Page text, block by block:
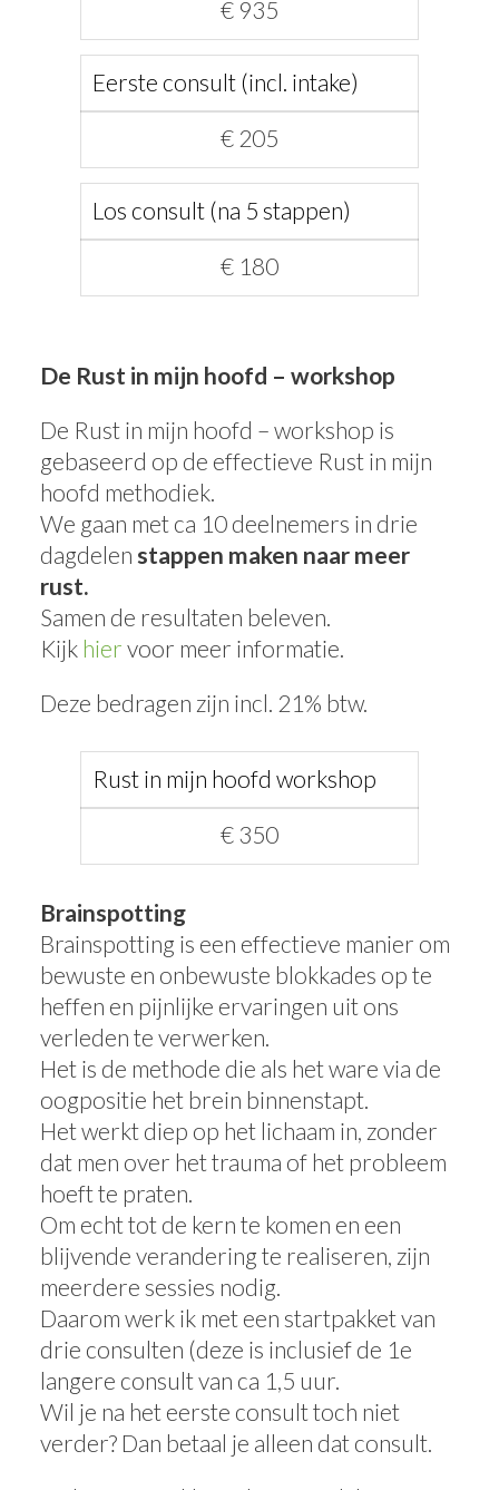
€ 935
Eerste consult (incl. intake)
€ 205
Los consult (na 5 stappen)
€ 180
De Rust in mijn hoofd – workshop
De Rust in mijn hoofd – workshop is
gebaseerd op de effectieve Rust in mijn
hoofd methodiek.
We gaan met ca 10 deelnemers in drie
dagdelen stappen maken naar meer
rust.
Samen de resultaten beleven.
Kijk hier voor meer informatie.
Deze bedragen zijn incl. 21% btw.
Rust in mijn hoofd workshop
€ 350
Brainspotting
Brainspotting is een effectieve manier om
bewuste en onbewuste blokkades op te
heffen en pijnlijke ervaringen uit ons
verleden te verwerken.
Het is de methode die als het ware via de
oogpositie het brein binnenstapt.
Het werkt diep op het lichaam in, zonder
dat men over het trauma of het probleem
hoeft te praten.
Om echt tot de kern te komen en een
blijvende verandering te realiseren, zijn
meerdere sessies nodig.
Daarom werk ik met een startpakket van
drie consulten (deze is inclusief de 1e
langere consult van ca 1,5 uur.
Wil je na het eerste consult toch niet
verder? Dan betaal je alleen dat consult.